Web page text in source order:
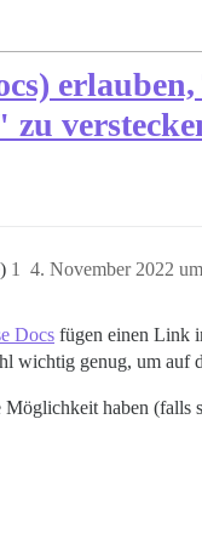
4. November 2022
1
Docs fügen einen Link
wichtig genug, um auf
haben (falls